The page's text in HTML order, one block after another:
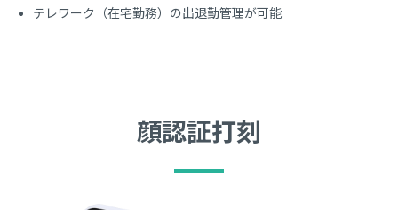
テレワーク（在宅勤務）の出退勤管理が可能
顔認証打刻